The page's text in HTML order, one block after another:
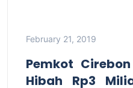
February 21, 2019
Pemkot
Hibah Rp3